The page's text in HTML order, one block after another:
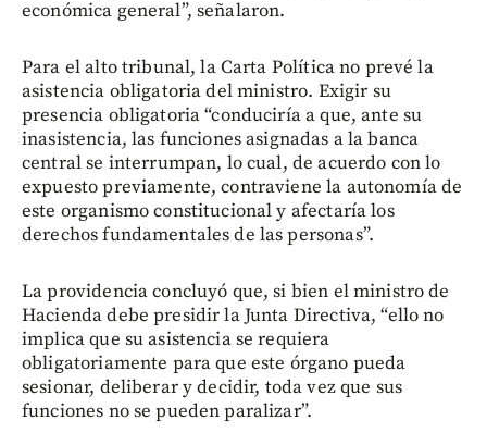
económica general”, señalaron.
Para el alto tribunal, la Carta Política no prevé la
asistencia obligatoria del ministro. Exigir su
presencia obligatoria “conduciría a que, ante su
inasistencia, las funciones asignadas a la banca
central se interrumpan, lo cual, de acuerdo con lo
expuesto previamente, contraviene la autonomía de
este organismo constitucional y afectaría los
derechos fundamentales de las personas”.
La providencia concluyó que, si bien el ministro de
Hacienda debe presidir la Junta Directiva, “ello no
implica que su asistencia se requiera
obligatoriamente para que este órgano pueda
sesionar, deliberar y decidir, toda vez que sus
funciones no se pueden paralizar”.